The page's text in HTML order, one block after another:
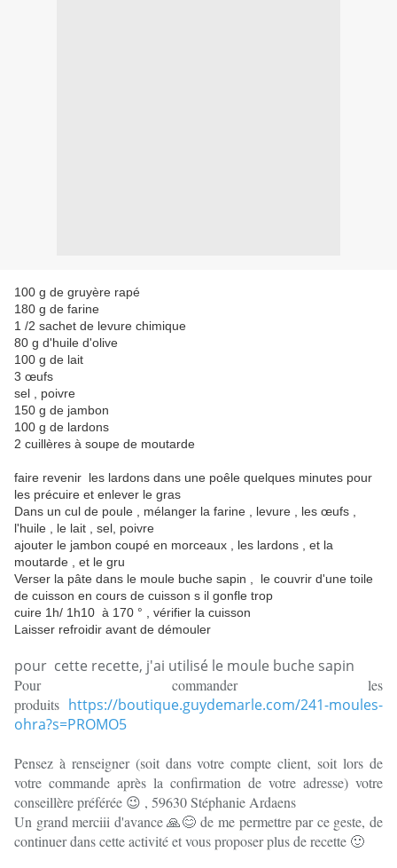
100 g de gruyère rapé
180 g de farine
1 /2 sachet de levure chimique
80 g d'huile d'olive
100 g de lait
3 œufs
sel , poivre
150 g de jambon
100 g de lardons
2 cuillères à soupe de moutarde
faire revenir les lardons dans une poêle quelques minutes pour
les précuire et enlever le gras
Dans un cul de poule , mélanger la farine , levure , les œufs ,
l'huile , le lait , sel, poivre
ajouter le jambon coupé en morceaux , les lardons , et la
moutarde , et le gru
Verser la pâte dans le moule buche sapin , le couvrir d'une toile
de cuisson en cours de cuisson s il gonfle trop
cuire 1h/ 1h10 à 170 ° , vérifier la cuisson
Laisser refroidir avant de démouler
pour cette recette, j'ai utilisé le moule buche sapin
Pour commander les
produits https://boutique.guydemarle.com/241-moules-
ohra?s=PROMO5
Pensez à renseigner (soit dans votre compte client, soit lors de
votre commande après la confirmation de votre adresse) votre
conseillère préférée 😉 , 59630 Stéphanie Ardaens
Un grand merciii d'avance 🙏😊 de me permettre par ce geste, de
continuer dans cette activité et vous proposer plus de recette 🙂